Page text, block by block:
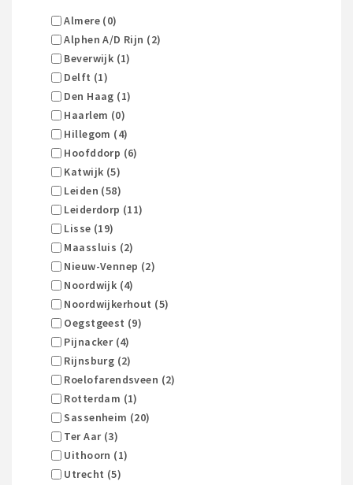
Almere (0)
Alphen A/d Rijn (2)
Beverwijk (1)
Delft (1)
Den Haag (1)
Haarlem (0)
Hillegom (4)
Hoofddorp (6)
Katwijk (5)
Leiden (58)
Leiderdorp (11)
Lisse (19)
Maassluis (2)
Nieuw-Vennep (2)
Noordwijk (4)
Noordwijkerhout (5)
Oegstgeest (9)
Pijnacker (4)
Rijnsburg (2)
Roelofarendsveen (2)
Rotterdam (1)
Sassenheim (20)
Ter Aar (3)
Uithoorn (1)
Utrecht (5)